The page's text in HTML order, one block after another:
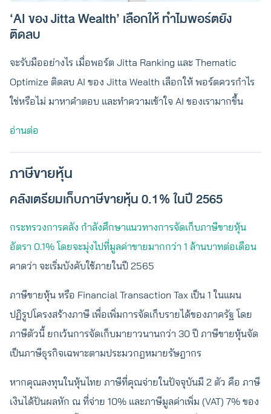
‘AI ของ Jitta Wealth’ เลือกให้ ทำไมพอร์ตยัง
ติดลบ
จะรับมืออย่างไร เมื่อพอร์ต Jitta Ranking และ Thematic
Optimize ติดลบ AI ของ Jitta Wealth เลือกให้ พอร์ตควรกำไร
ใช่หรือไม่ มาหาคำตอบ และทำความเข้าใจ AI ของเรามากขึ้น
อ่านต่อ
ภาษีขายหุ้น
คลังเตรียมเก็บภาษีขายหุ้น 0.1% ในปี 2565
กระทรวงการคลัง กำลังศึกษาแนวทางการจัดเก็บภาษีขายหุ้น
อัตรา 0.1% โดยจะมุ่งไปที่มูลค่าขายมากกว่า 1 ล้านบาทต่อเดือน
คาดว่า จะเริ่มบังคับใช้ภายในปี 2565
ภาษีขายหุ้น หรือ Financial Transaction Tax เป็น 1 ในแผน
ปฏิรูปโครงสร้างภาษี เพื่อเพิ่มการจัดเก็บรายได้ของภาครัฐ โดย
ภาษีตัวนี้ ยกเว้นการจัดเก็บมายาวนานกว่า 30 ปี ภาษีขายหุ้นจัด
เป็นภาษีธุรกิจเฉพาะตามประมวกฎหมายรัษฎากร
หากคุณลงทุนในหุ้นไทย ภาษีที่คุณจ่ายในปัจจุบันมี 2 ตัว คือ ภาษี
เงินได้ปันผลหัก ณ ที่จ่าย 10% และภาษีมูลค่าเพิ่ม (VAT) 7% ของ